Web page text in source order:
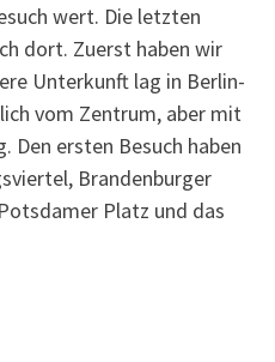
wert. Die letzten
dort. Zuerst haben wir
Unterkunft lag in Berlin-
vom Zentrum, aber mit
Den ersten Besuch haben
Brandenburger
Platz und das